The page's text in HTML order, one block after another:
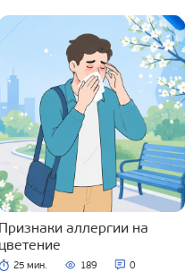
Признаки аллергии на
цветение
25 мин. 189 0